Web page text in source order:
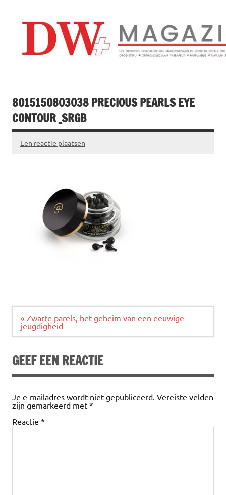
inhoud
8015150803038 PRECIOUS PEARLS EYE
CONTOUR _SRGB
Een reactie plaatsen
Bericht
navigatie
« Zwarte parels, het geheim van een eeuwige
jeugdigheid
GEEF EEN REACTIE
Je e-mailadres wordt niet gepubliceerd. Vereiste velden
zijn gemarkeerd met *
Reactie *